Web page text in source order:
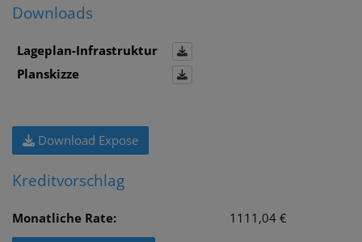
Downloads
Lageplan-Infrastruktur
Planskizze
Download Expose
Kreditvorschlag
Monatliche Rate: 1111,04 €